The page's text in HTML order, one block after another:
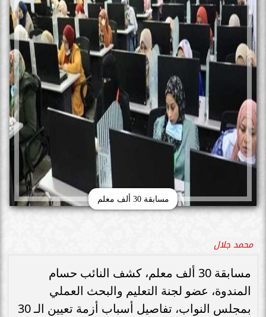
مسابقة 30 ألف معلم
محمد جلال
مسابقة 30 ألف معلم، كشف النائب حسام
المندوة، عضو لجنة التعليم والبحث العملي
بمجلس النواب، تفاصيل أسباب أزمة تعيين الـ 30